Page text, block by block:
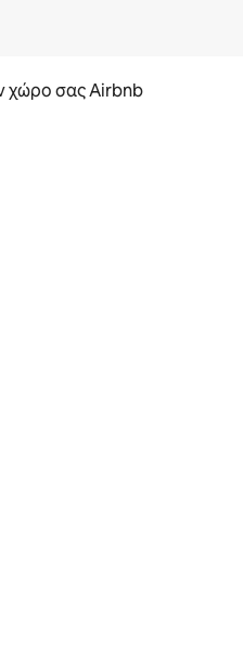
χώρο σας Airbnb
τη σύρετε με τα δάχτυλα.